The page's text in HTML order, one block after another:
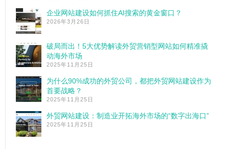
企业网站建设如何抓住AI搜索的黄金窗口？
2026年3月26日
破局而出！5大优势解读外贸营销型网站如何精准撬
动海外市场
2025年11月25日
为什么90%成功的外贸公司，都把外贸网站建设作为
首要战略？
2025年11月25日
外贸网站建设：制造业开拓海外市场的“数字出海口”
2025年11月25日